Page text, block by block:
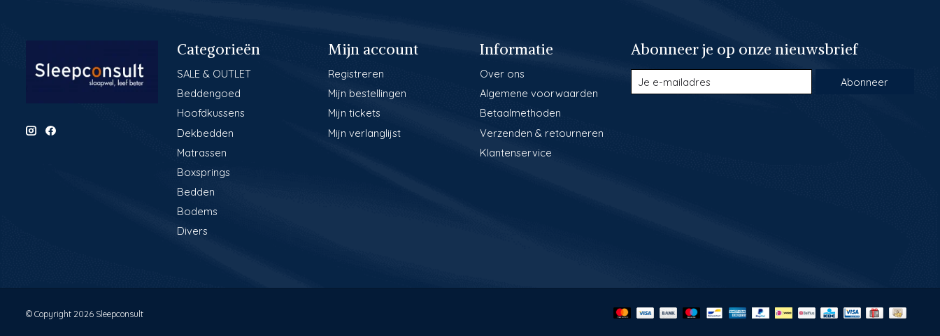
Categorieën
SALE & OUTLET
Beddengoed
Hoofdkussens
Dekbedden
Matrassen
Boxsprings
Bedden
Bodems
Divers
Mijn account
Registreren
Mijn bestellingen
Mijn tickets
Mijn verlanglijst
Informatie
Over ons
Algemene voorwaarden
Betaalmethoden
Verzenden & retourneren
Klantenservice
Abonneer je op onze nieuwsbrief
Abonneer
© Copyright 2026 Sleepconsult